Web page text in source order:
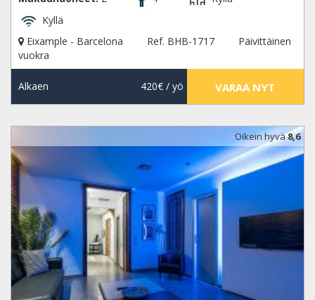
Kyllä
Eixample - Barcelona
Ref. BHB-1717
Päivittäinen
vuokra
Alkaen 420€/ yö VARAA NYT
Oikein hyvä8,6